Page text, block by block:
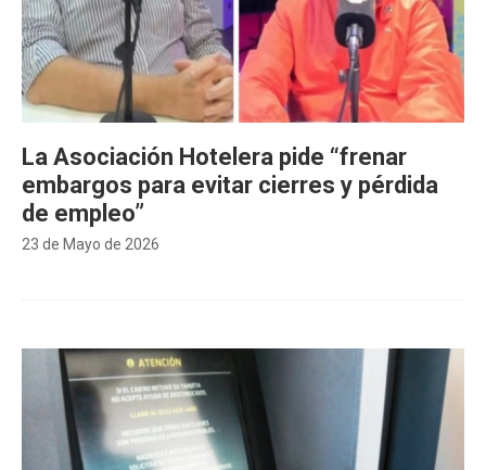
23 de Mayo de 2026
La Asociación Hotelera pide “frenar
embargos para evitar cierres y pérdida
de empleo”